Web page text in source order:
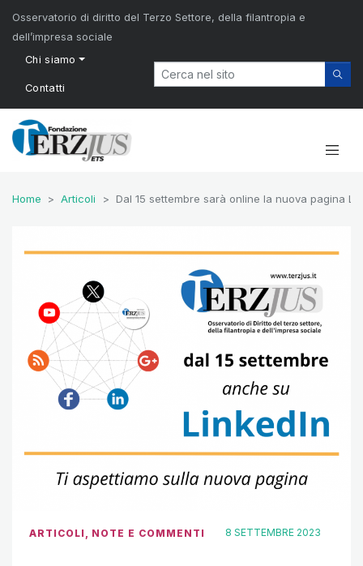
Osservatorio di diritto del Terzo Settore, della filantropia e
dell’impresa sociale
Chi siamo
Contatti
Home Articoli Dal 15 settembre sarà online la nuova pagina
ARTICOLI NOTE E COMMENTI 8 SETTEMBRE 2023